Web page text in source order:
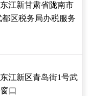
江新甘肃省陇南市
区税务局办税服务
江新区青岛街1号武
口